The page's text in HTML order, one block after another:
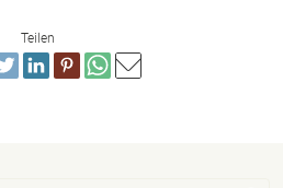
Teilen